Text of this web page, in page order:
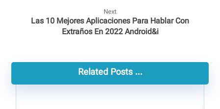
Next
Las 10 Mejores Aplicaciones Para Hablar Con
Extraños En 2022 Android&i
Related Posts ...